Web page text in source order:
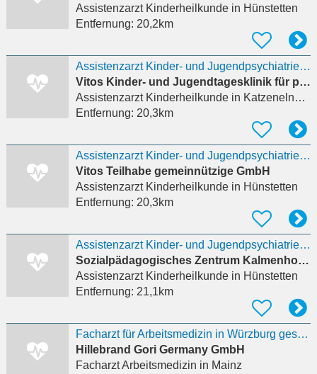
Assistenzarzt Kinderheilkundein Hünstetten
Entfernung: 20,2km
Assistenzarzt Kinder- und Jugendpsychiatrie (m/w/d)
Vitos Kinder- und Jugendtagesklinik für psychische Gesundheit Katzenelnbogen
Assistenzarzt Kinderheilkundein Katzenelnbogen
Entfernung: 20,3km
Assistenzarzt Kinder- und Jugendpsychiatrie Stationsäquivalente Behandlung (StäB) (m/w/d)
Vitos Teilhabe gemeinnützige GmbH
Assistenzarzt Kinderheilkundein Hünstetten
Entfernung: 20,3km
Assistenzarzt Kinder- und Jugendpsychiatrie Stationsäquivalente Behandlung (StäB) (m/w/d)
Sozialpädagogisches Zentrum Kalmenhof gemeinnützige GmbH
Assistenzarzt Kinderheilkundein Hünstetten
Entfernung: 21,1km
Facharzt für Arbeitsmedizin in Würzburg gesucht (m/w/d)
Hillebrand Gori Germany GmbH
Facharzt Arbeitsmedizin in Mainz